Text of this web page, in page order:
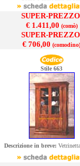
SUPER-
€ 1.411,00 (comò)
SUPER-
€ 706,00 (comodino)
Stile 663
Descrizione in breve: